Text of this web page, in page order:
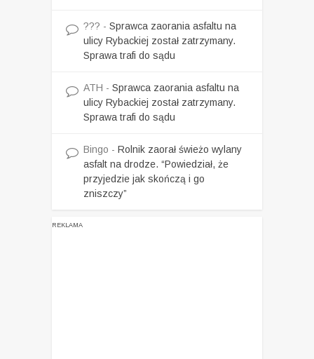
??? - Sprawca zaorania asfaltu na
ulicy Rybackiej został zatrzymany.
Sprawa trafi do sądu
ATH - Sprawca zaorania asfaltu na
ulicy Rybackiej został zatrzymany.
Sprawa trafi do sądu
Bingo - Rolnik zaorał świeżo wylany
asfalt na drodze. “Powiedział, że
przyjedzie jak skończą i go
zniszczy”
REKLAMA